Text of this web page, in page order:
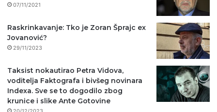
07/11/2021
Raskrinkavanje: Tko je Zoran Šprajc ex
Jovanović?
29/11/2023
Taksist nokautirao Petra Vidova,
voditelja Faktografa i bivšeg novinara
Indexa. Sve se to dogodilo zbog
krunice i slike Ante Gotovine